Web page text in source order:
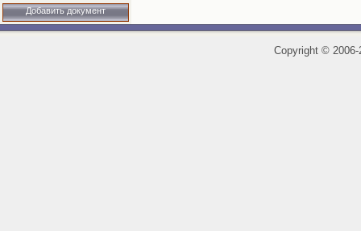
Добавить документ
Copyright ©